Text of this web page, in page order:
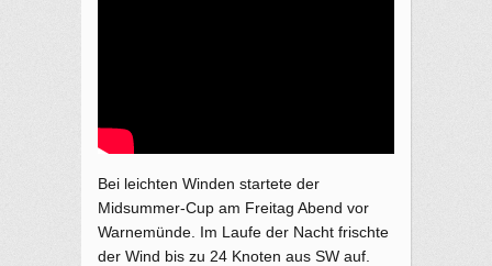
Bei leichten Winden startete der
Midsummer-Cup am Freitag Abend vor
Warnemünde. Im Laufe der Nacht frischte
der Wind bis zu 24 Knoten aus SW auf.